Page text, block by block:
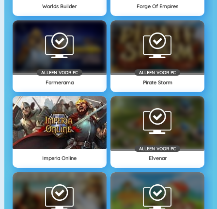
Worlds Builder Forge Of Empires
ALLEEN VOOR PC
Farmerama
ALLEEN VOOR PC
Pirate Storm
Imperia Online
ALLEEN VOOR PC
Elvenar